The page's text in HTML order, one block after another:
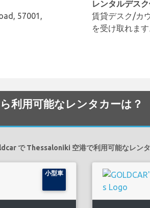
57001,
レンタルデス
賃貸デスク/カ
を受け取れます
利用可能なレンタカーは？
で Thessaloniki 空港で利用可能なレンタ
小型車